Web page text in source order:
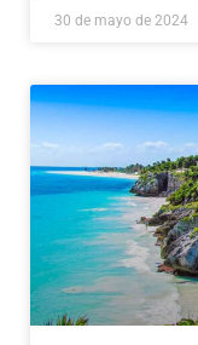
30 de mayo de 2024